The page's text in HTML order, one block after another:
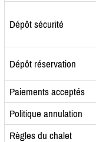
Dépôt sécurité
Dépôt réservation
Paiements acceptés
Politique annulation
Règles du chalet